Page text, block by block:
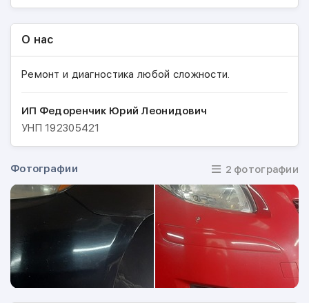
О нас
Ремонт и диагностика любой сложности.
ИП Федоренчик Юрий Леонидович
УНП192305421
Фотографии 2 фотографии